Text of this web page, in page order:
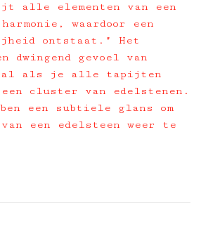
alle elementen van een
waardoor een
ontstaat." Het
dwingend gevoel van
als je alle tapijten
een cluster van edelstenen.
een subtiele glans om
een edelsteen weer te